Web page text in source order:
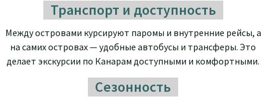
Транспорт и доступность
Между островами курсируют паромы и внутренние рейсы, а
на самих островах — удобные автобусы и трансферы. Это
делает экскурсии по Канарам доступными и комфортными.
Сезонность